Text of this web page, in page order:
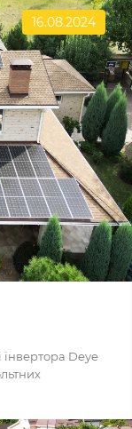
16.08.2024
інвертора Deye